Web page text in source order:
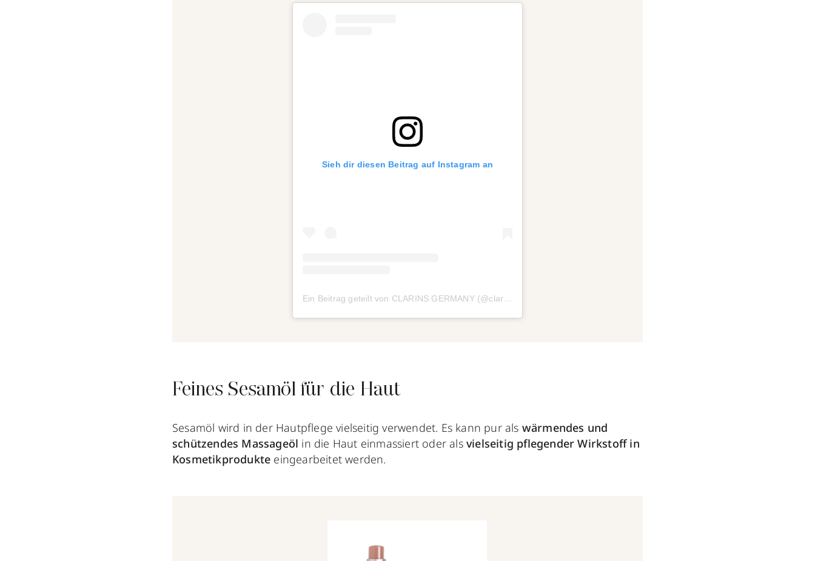
Sieh dir diesen Beitrag auf Instagram an
Ein Beitrag geteilt von CLARINS GERMANY (@clarinsgermany)
Feines Sesamöl für die Haut
Sesamöl wird in der Hautpflege vielseitig verwendet. Es kann pur als wärmendes und
schützendes Massageöl in die Haut einmassiert oder alsvielseitig pflegender Wirkstoff in
Kosmetikprodukte eingearbeitet werden.